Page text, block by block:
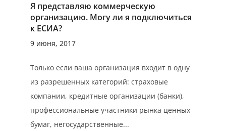
Я представляю коммерческую
организацию. Могу ли я подключиться
к ЕСИА?
9 июня, 2017
Только если ваша организация входит в одну
из разрешенных категорий: страховые
компании, кредитные организации (банки),
профессиональные участники рынка ценных
бумаг, негосударственные...